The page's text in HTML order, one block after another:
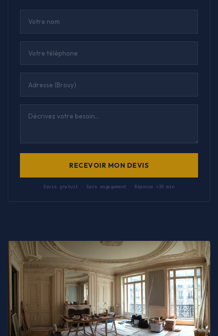
RECEVOIR MON DEVIS
Devis gratuit · Sans engagement · Réponse <30 min